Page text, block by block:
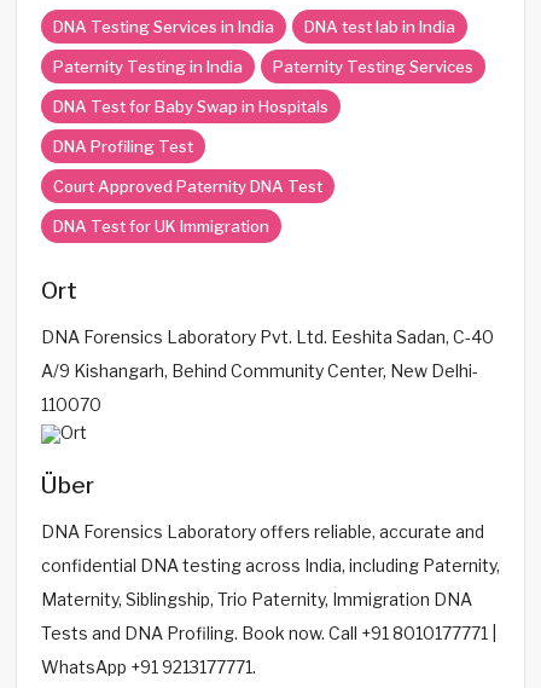
DNA Testing Services in India DNA test lab in India
Paternity Testing in India Paternity Testing Services
DNA Test for Baby Swap in Hospitals
DNA Profiling Test
Court Approved Paternity DNA Test
DNA Test for UK Immigration
Ort
DNA Forensics Laboratory Pvt. Ltd. Eeshita Sadan, C-40
A/9 Kishangarh, Behind Community Center, New Delhi-
110070
Über
DNA Forensics Laboratory offers reliable, accurate and
confidential DNA testing across India, including Paternity,
Maternity, Siblingship, Trio Paternity, Immigration DNA
Tests and DNA Profiling. Book now. Call +91 8010177771 |
WhatsApp +91 9213177771.